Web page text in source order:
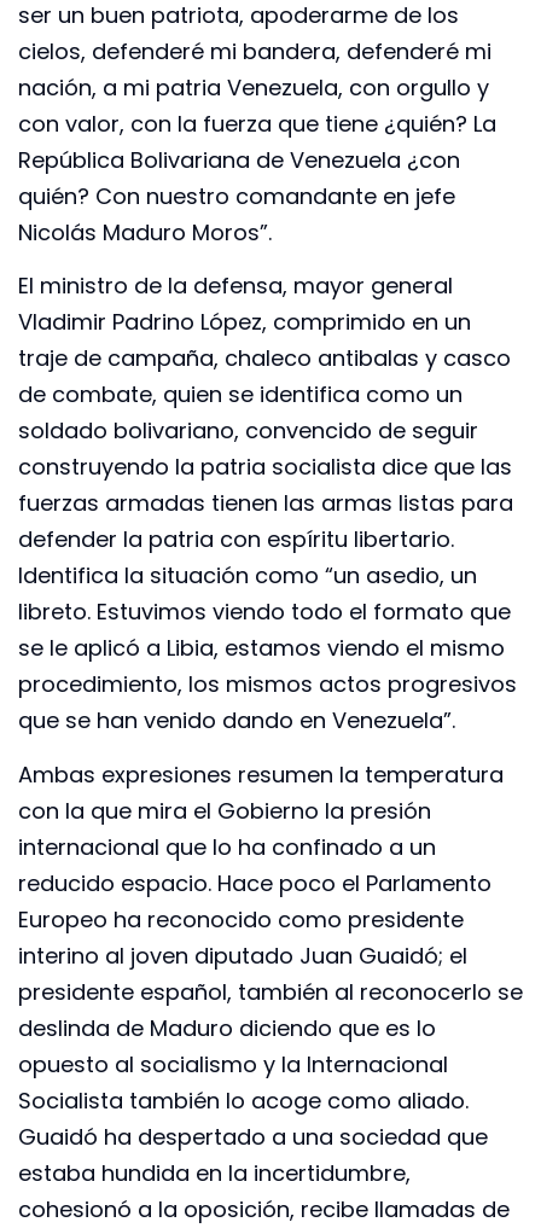
ser un buen patriota, apoderarme de los
cielos, defenderé mi bandera, defenderé mi
nación, a mi patria Venezuela, con orgullo y
con valor, con la fuerza que tiene ¿quién? La
República Bolivariana de Venezuela ¿con
quién? Con nuestro comandante en jefe
Nicolás Maduro Moros”.
El ministro de la defensa, mayor general
Vladimir Padrino López, comprimido en un
traje de campaña, chaleco antibalas y casco
de combate, quien se identifica como un
soldado bolivariano, convencido de seguir
construyendo la patria socialista dice que las
fuerzas armadas tienen las armas listas para
defender la patria con espíritu libertario.
Identifica la situación como “un asedio, un
libreto. Estuvimos viendo todo el formato que
se le aplicó a Libia, estamos viendo el mismo
procedimiento, los mismos actos progresivos
que se han venido dando en Venezuela”.
Ambas expresiones resumen la temperatura
con la que mira el Gobierno la presión
internacional que lo ha confinado a un
reducido espacio. Hace poco el Parlamento
Europeo ha reconocido como presidente
interino al joven diputado Juan Guaidó; el
presidente español, también al reconocerlo se
deslinda de Maduro diciendo que es lo
opuesto al socialismo y la Internacional
Socialista también lo acoge como aliado.
Guaidó ha despertado a una sociedad que
estaba hundida en la incertidumbre,
cohesionó a la oposición, recibe llamadas de